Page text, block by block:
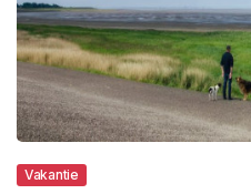
Vakantie